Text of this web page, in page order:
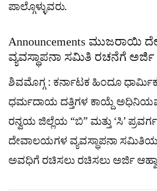
ಪಾಲ್ಗೊಳ್ಳುವರು.
Announcements ಮುಜರಾಯಿ
ವ್ಯವಸ್ಥಾಪನಾ ಸಮಿತಿ ರಚನೆಗೆ ಅರ್ಜಿ
ಶಿವಮೊಗ್ಗ : ಕರ್ನಾಟಕ ಹಿಂದೂ ಧಾರ್ಮಿಕ
ಧರ್ಮದಾಯ ದತ್ತಿಗಳ ಕಾಯ್ದೆ
ರನ್ವಯ ಜಿಲ್ಲೆಯ “ಬಿ” ಮತ್ತು ‘ಸಿ’
ದೇವಾಲಯಗಳ ವ್ಯವಸ್ಥಾಪನಾ
ಅವಧಿಗೆ ರಚಿಸಲು ರಚಿಸಲು ಅರ್ಜಿ